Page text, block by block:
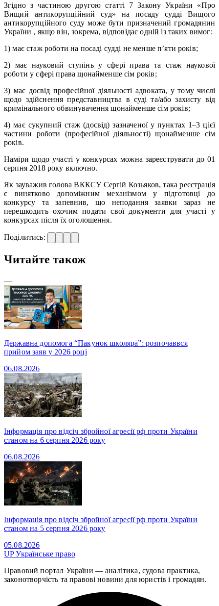
Згідно з частиною другою статті 7 Закону України «Про
Вищий антикорупційний суд» на посаду судді Вищого
антикорупційного суду може бути призначений громадянин
України , якщо він, зокрема, відповідає одній із таких вимог:
1) має стаж роботи на посаді судді не менше п’яти років;
2) має науковий ступінь у сфері права та стаж наукової
роботи у сфері права щонайменше сім років;
3) має досвід професійної діяльності адвоката, у тому числі
щодо здійснення представництва в суді та/або захисту від
кримінального обвинувачення щонайменше сім років;
4) має сукупний стаж (досвід) зазначеної у пунктах 1–3 цієї
частини роботи (професійної діяльності) щонайменше сім
років.
Наміри щодо участі у конкурсах можна зареєструвати до 01
серпня 2018 року включно.
Як зауважив голова ВККСУ Сергій Козьяков, така реєстрація
є винятково допоміжним механізмом у підготовці до
конкурсу та запевнив, що неподання заявки зараз не
перешкодить охочим подати свої документи для участі у
конкурсах після їх оголошення.
Поділитись:
Читайте також
—
Державна допомога “Пакунок школяра”: розпочаввся
прийом заяв у 2026 році
06.08.2026
Інформація про відсіч збройної агресії рф проти України
станом на 6 серпня 2026 року
06.08.2026
Інформація про відсіч збройної агресії рф проти України
станом на 5 серпня 2026 року
05.08.2026
UPУкраїнське право
Правовий портал України — аналітика, судова практика,
законотворчість та правові новини для юристів і громадян.